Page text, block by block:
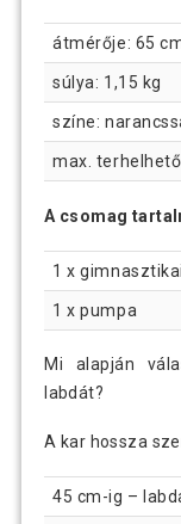
átmérője: 65
súlya: 1,15 kg
színe:
max.
A csomag
1 x
1 x pumpa
Mi alapján
labdát?
A kar hossza
45 cm-ig –